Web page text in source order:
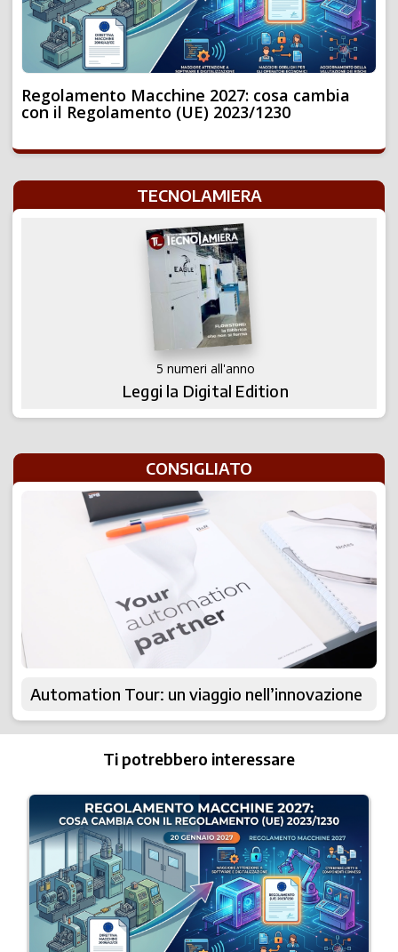
Regolamento Macchine 2027: cosa cambia
con il Regolamento (UE) 2023/1230
TECNOLAMIERA
5 numeri all'anno
Leggi la Digital Edition
CONSIGLIATO
Automation Tour: un viaggio nell’innovazione
Ti potrebbero interessare